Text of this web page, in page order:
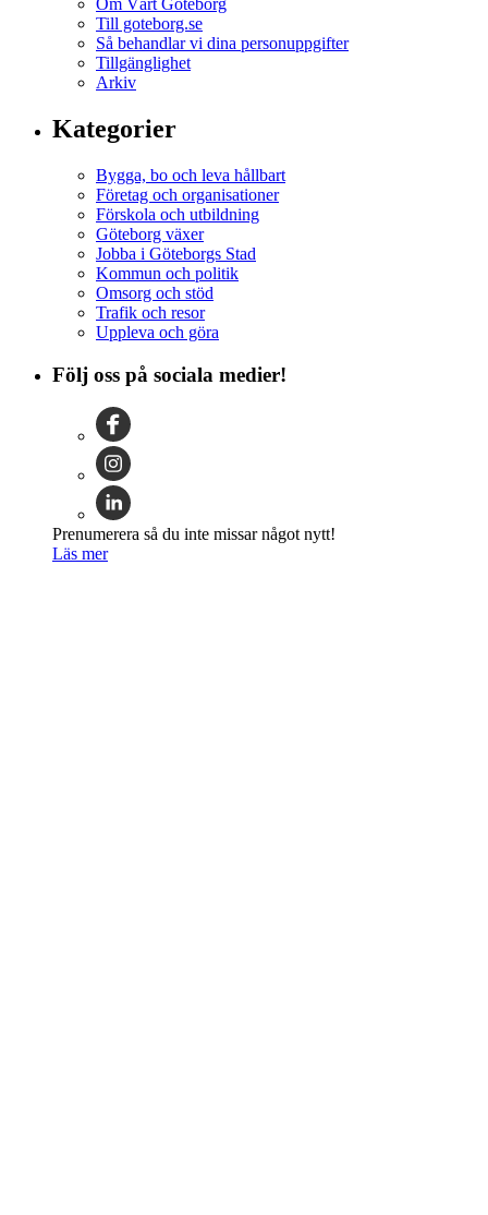
Om Vårt Göteborg
Till goteborg.se
Så behandlar vi dina personuppgifter
Tillgänglighet
Arkiv
Kategorier
Bygga, bo och leva hållbart
Företag och organisationer
Förskola och utbildning
Göteborg växer
Jobba i Göteborgs Stad
Kommun och politik
Omsorg och stöd
Trafik och resor
Uppleva och göra
Följ oss på sociala medier!
Prenumerera så du inte missar något nytt!
Läs mer